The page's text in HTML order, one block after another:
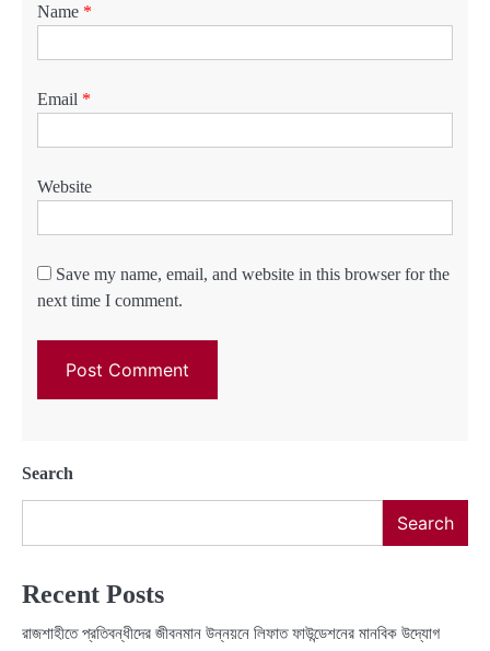
Name *
Email *
Website
Save my name, email, and website in this browser for the
next time I comment.
Search
Search
Recent Posts
রাজশাহীতে প্রতিবন্ধীদের জীবনমান উন্নয়নে লিফাত ফাউন্ডেশনের মানবিক উদ্যোগ